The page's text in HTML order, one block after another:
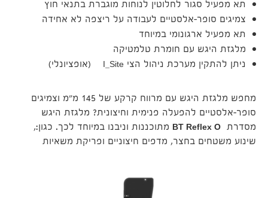
תא מפעיל סגור לחלוטין לנוחות מוגברת בתנאי חוץ
צמיגים סופר-אלסטיים לעבודה על ריצפה לא אחידה
תא מפעיל ארגונומי במיוחד
מלגזת היגש עם חומרת טלמטיקה
ניתן להתקין מערכת ניהול הצי I_Site (אופציונלי)
מחפש מלגזת היגש עם מרווח קרקע של 145 מ"מ וצמיגים
סופר-אלסטיים להפעלה פנימית וחיצונית? מלגזת היגש
מסדרת BT Reflex O מתוכננות וניבנו במיוחד לכך. כגון:,
שינוע משטחים בחצר, מדפים חיצוניים ופריקת משאיות